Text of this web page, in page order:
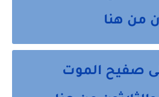
من هنا
صفيح الموت